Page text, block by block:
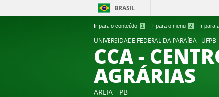
Ir para o conteúdo 1 Ir para o menu 2 Ir para
BRASIL
UNIVERSIDADE FEDERAL DA PARAÍBA - UFPB
CCA -
AGRÁRIAS
AREIA - PB